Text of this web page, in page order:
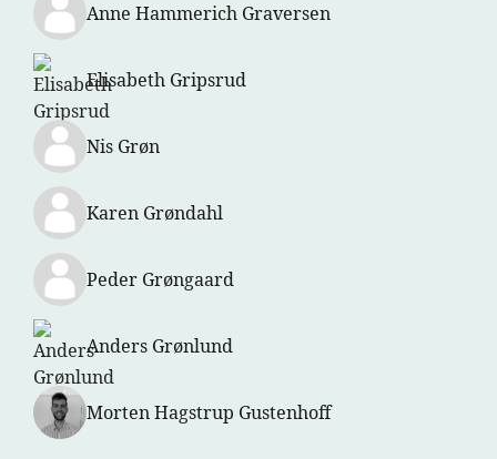
Anne Hammerich Graversen
Elisabeth Gripsrud
Nis Grøn
Karen Grøndahl
Peder Grøngaard
Anders Grønlund
Morten Hagstrup Gustenhoff